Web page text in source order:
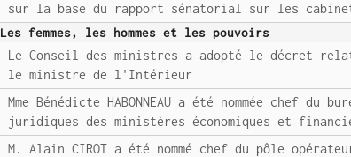
sur la base du rapport sénatorial sur les
Les femmes, les hommes et les pouvoirs
Le Conseil des ministres a adopté le décret
le ministre de l'Intérieur
Mme Bénédicte HABONNEAU a été nommée
juridiques des ministères économiques et
M. Alain CIROT a été nommé chef du pôle